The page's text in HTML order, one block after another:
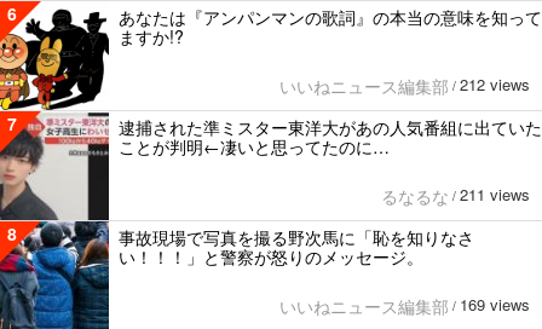
6
あなたは『アンパンマンの歌詞』の本当の意味を知って
ますか!?
いいねニュース編集部 / 212 views
7
逮捕された準ミスター東洋大があの人気番組に出ていた
ことが判明←凄いと思ってたのに…
るなるな / 211 views
8
事故現場で写真を撮る野次馬に「恥を知りなさ
い！！！」と警察が怒りのメッセージ。
いいねニュース編集部 / 169 views